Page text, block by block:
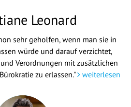
Leonard
sehr geholfen, wenn man sie in
würde und darauf verzichtet,
Verordnungen mit zusätzlichen
zu erlassen."
weiterlesen